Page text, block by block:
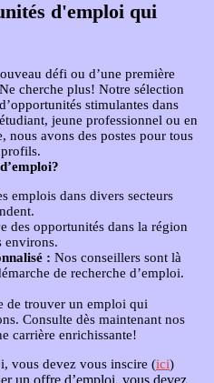
d'emploi qui
défi ou d’une première
cherche plus! Notre sélection
stimulantes dans
jeune professionnel ou en
nous avons des postes pour tous
emplois dans divers secteurs
des opportunités dans la région
environs.
: Nos conseillers sont là
de recherche d’emploi.
de trouver un emploi qui
Consulte dès maintenant nos
carrière enrichissante!
vous devez vous inscire (ici)
un offre d’emploi, vous devez